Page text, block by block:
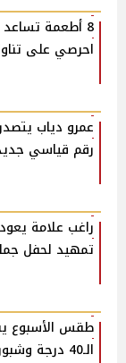
8 أطعمة
احرصي على
عمرو دياب
رقم قياسي
تمهيد لحفل
طقس الأسبوع
الـ40 درجة وشبورة تحذر قائدي السيارات